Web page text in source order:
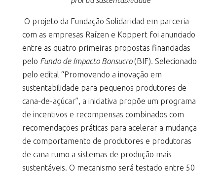
O projeto da Fundação Solidaridad em parceria
com as empresas Raízen e Koppert foi anunciado
entre as quatro primeiras propostas financiadas
pelo Fundo de Impacto Bonsucro(BIF). Selecionado
pelo edital “Promovendo a inovação em
sustentabilidade para pequenos produtores de
cana-de-açúcar”, a iniciativa propõe um programa
de incentivos e recompensas combinados com
recomendações práticas para acelerar a mudança
de comportamento de produtores e produtoras
de cana rumo a sistemas de produção mais
sustentáveis. O mecanismo será testado entre 50